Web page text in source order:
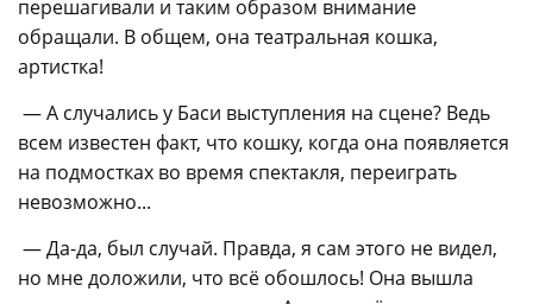
перешагивали и таким образом внимание
обращали. В общем, она театральная кошка,
артистка!
— А случались у Баси выступления на сцене? Ведь
всем известен факт, что кошку, когда она появляется
на подмостках во время спектакля, переиграть
невозможно...
— Да-да, был случай. Правда, я сам этого не видел,
но мне доложили, что всё обошлось! Она вышла